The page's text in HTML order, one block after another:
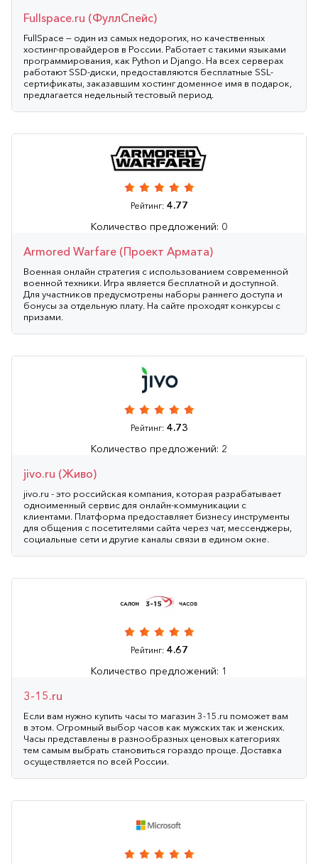
Fullspace.ru (ФуллСпейс)
FullSpace — один из самых недорогих, но качественных
хостинг-провайдеров в России. Работает с такими языками
программирования, как Python и Django. На всех серверах
работают SSD-диски, предоставляются бесплатные SSL-
сертификаты, заказавшим хостинг доменное имя в подарок,
предлагается недельный тестовый период.
Рейтинг: 4.77
Количество предложений: 0
Armored Warfare (Проект Армата)
Военная онлайн стратегия с использованием современной
военной техники. Игра является бесплатной и доступной.
Для участников предусмотрены наборы раннего доступа и
бонусы за отдельную плату. На сайте проходят конкурсы с
призами.
Рейтинг: 4.73
Количество предложений: 2
jivo.ru (Живо)
jivo.ru - это российская компания, которая разрабатывает
одноименный сервис для онлайн-коммуникации с
клиентами. Платформа предоставляет бизнесу инструменты
для общения с посетителями сайта через чат, мессенджеры,
социальные сети и другие каналы связи в едином окне.
Рейтинг: 4.67
Количество предложений: 1
3-15.ru
Если вам нужно купить часы то магазин 3-15.ru поможет вам
в этом. Огромный выбор часов как мужских так и женских.
Часы представлены в разнообразных ценовых категориях
тем самым выбрать становиться гораздо проще. Доставка
осуществляется по всей России.